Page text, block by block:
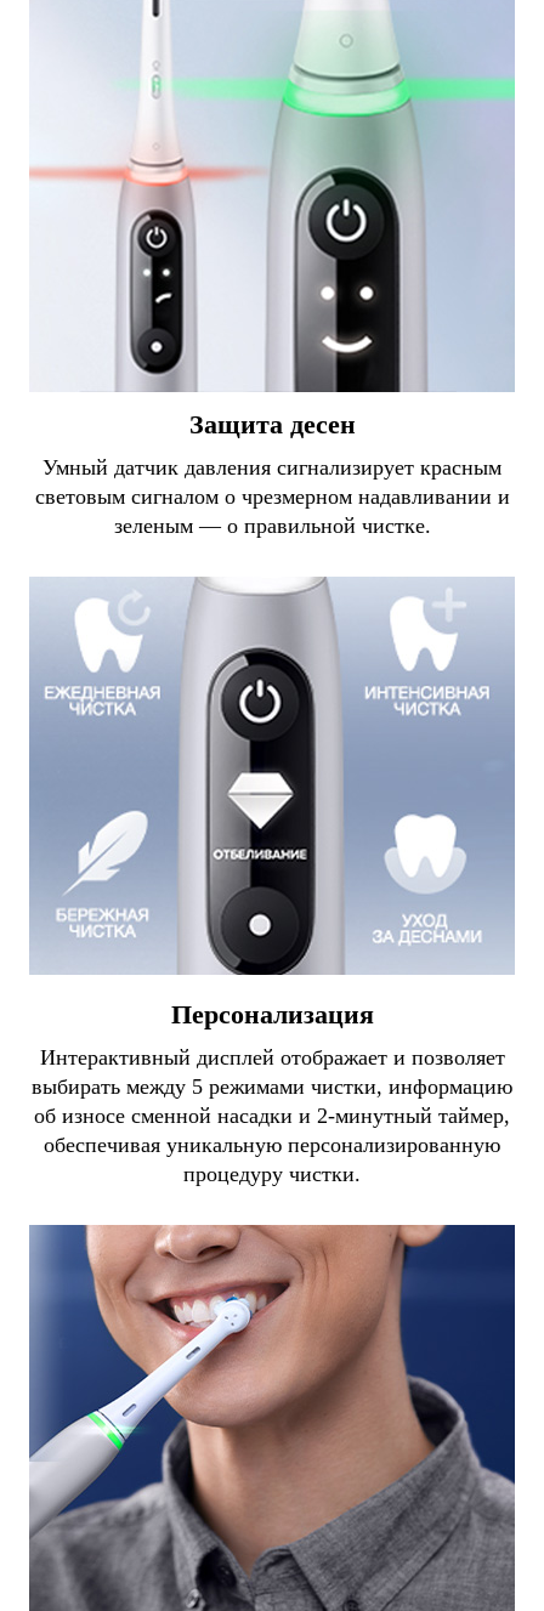
Защита десен
Умный датчик давления сигнализирует красным
световым сигналом о чрезмерном надавливании и
зеленым — о правильной чистке.
Персонализация
Интерактивный дисплей отображает и позволяет
выбирать между 5 режимами чистки, информацию
об износе сменной насадки и 2-минутный таймер,
обеспечивая уникальную персонализированную
процедуру чистки.